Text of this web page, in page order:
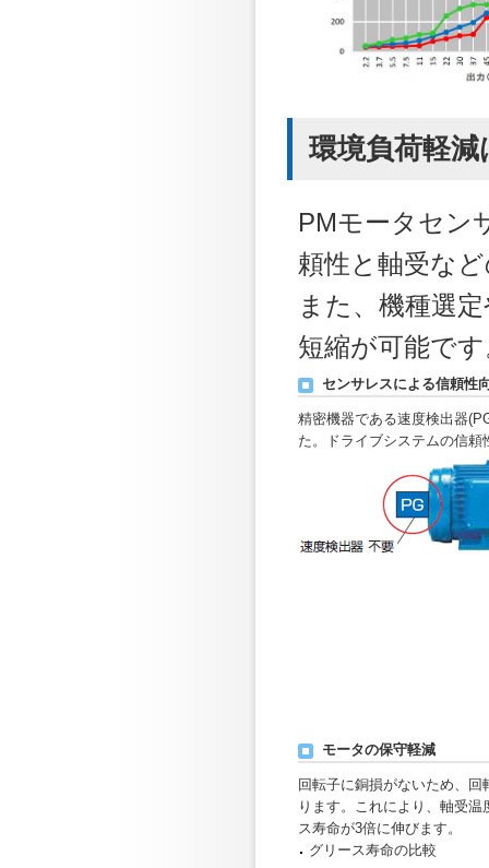
環境負荷軽
PMモータセン
頼性と軸受な
また、機種選
短縮が可能で
センサレスによる信頼性
精密機器である速度検出器
た。ドライブシステムの信
モータの保守軽減
回転子に銅損がないため、
ります。これにより、軸受
ス寿命が3倍に伸びます。
グリース寿命の比較